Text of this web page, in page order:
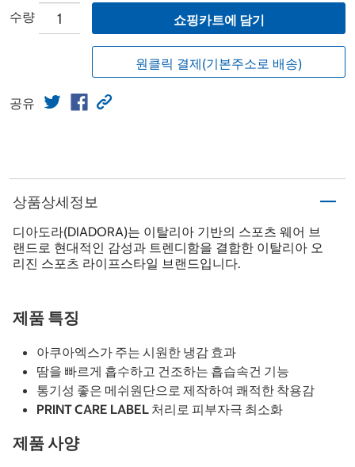
수량 쇼핑카트에 담기
원클릭 결제(기본주소로 배송)
공유
상품상세정보
디아도라(DIADORA)는 이탈리아 기반의 스포츠 웨어 브
랜드로 현대적인 감성과 트렌디함을 결합한 이탈리아 오
리진 스포츠 라이프스타일 브랜드입니다.
제품 특징
아쿠아엑스가 주는 시원한 냉감 효과
땀을 빠르게 흡수하고 건조하는 흡습속건 기능
통기성 좋은 메쉬원단으로 제작하여 쾌적한 착용감
PRINT CARE LABEL 처리로 피부자극 최소화
제품 사양